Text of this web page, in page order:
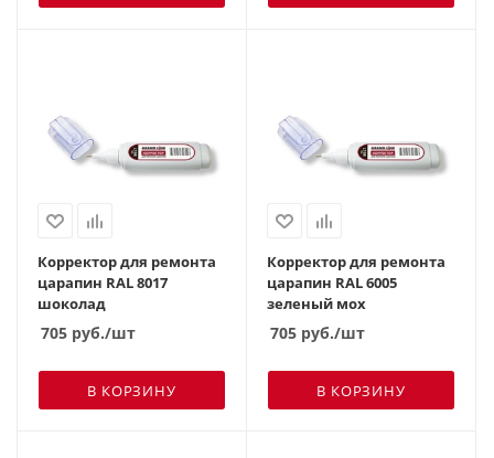
Корректор для ремонта
царапин RAL 8017
шоколад
705 руб./шт
В КОРЗИНУ
Корректор для ремонта
царапин RAL 6005
зеленый мох
705 руб./шт
В КОРЗИНУ